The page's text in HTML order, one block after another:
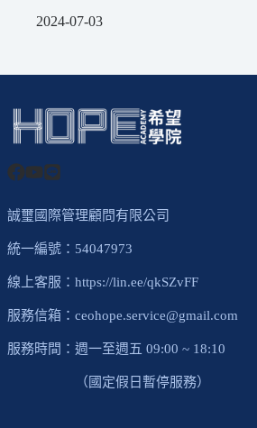
2024-07-03
誠璽國際管理顧問有限公司
統一編號：54047973
線上客服： https://lin.ee/qkSZvFF
服務信箱： ceohope.service@gmail.com
服務時間：週一至週五 09:00 ~ 18:10
（國定假日暫停服務）